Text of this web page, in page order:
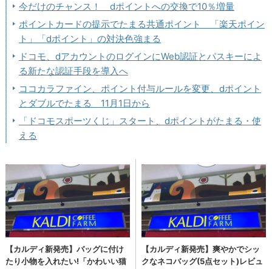
今だけのチャンス！ dポイントへの交換で10％増量
ポイントカードの提示でたまる共通ポイント 「楽天ポイン
ト」「dポイント」の対決色強まる
ドコモ、dアカウントのログインにWeb認証とパスキーによ
る新たな認証手段を導入へ
ココカラファイン、ポイント付与ルールを変更、dポイント
とダブルでたまる 11月1日から
「ドコモスポーツくじ」スタート、dポイントがたまる・使
える